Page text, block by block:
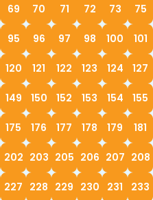
69 70 71 72 73 75
95 96 97 98 100 101
120 121 122 123 124 127
149 150 152 153 154 155
175 176 177 178 179 181
202 203 205 206 207 208
227 228 229 230 231 233